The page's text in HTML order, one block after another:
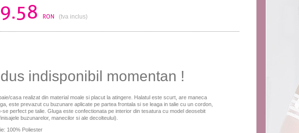
RON (tva inclus)
indisponibil momentan !
casa realizat din material moale si placut la atingere. Halatul este scurt, are maneca
este prevazut cu buzunare aplicate pe partea frontala si se leaga in talie cu un cordon,
se perfect pe talie. Gluga este confectionata pe interior din tesatura cu model deosebit
buzunarelor, manecilor si ale decolteului).
100% Poliester